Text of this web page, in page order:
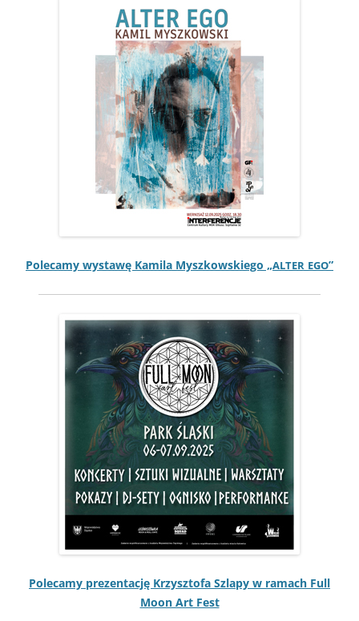
Pole­camy wys­tawę Kami­la Myszkowskiego „ALTER EGO”
Pole­camy prezen­tację Krzyszto­fa Szlapy w ramach Full
Moon Art Fest